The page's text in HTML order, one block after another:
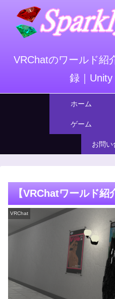
VRChatのワールド紹
録｜
ホーム
ゲーム
お問い
【VRChatワールド
VRChat